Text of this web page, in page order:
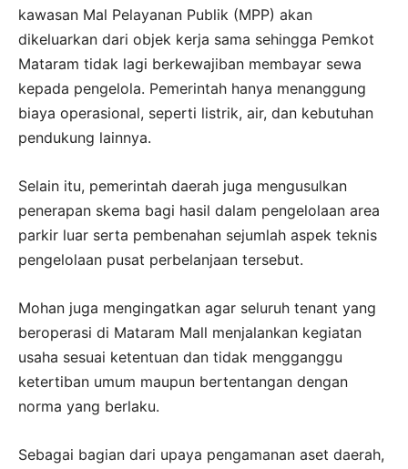
kawasan Mal Pelayanan Publik (MPP) akan
dikeluarkan dari objek kerja sama sehingga Pemkot
Mataram tidak lagi berkewajiban membayar sewa
kepada pengelola. Pemerintah hanya menanggung
biaya operasional, seperti listrik, air, dan kebutuhan
pendukung lainnya.
Selain itu, pemerintah daerah juga mengusulkan
penerapan skema bagi hasil dalam pengelolaan area
parkir luar serta pembenahan sejumlah aspek teknis
pengelolaan pusat perbelanjaan tersebut.
Mohan juga mengingatkan agar seluruh tenant yang
beroperasi di Mataram Mall menjalankan kegiatan
usaha sesuai ketentuan dan tidak mengganggu
ketertiban umum maupun bertentangan dengan
norma yang berlaku.
Sebagai bagian dari upaya pengamanan aset daerah,